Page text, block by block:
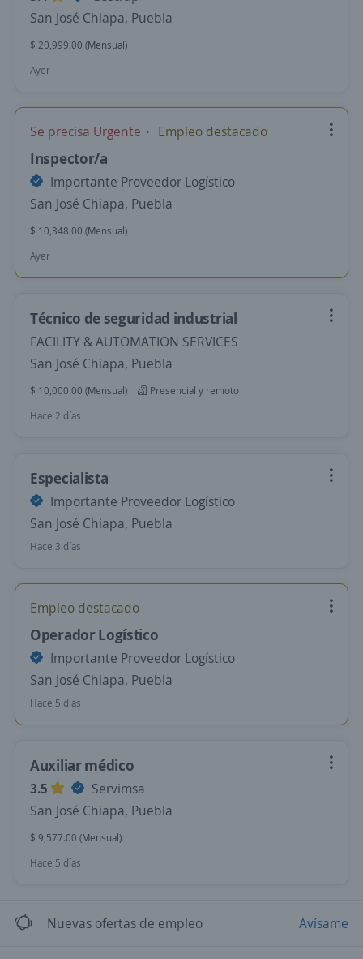
San José Chiapa, Puebla
$ 20,999.00 (Mensual)
Ayer
Se precisa Urgente Empleo destacado
Inspector/a
Importante Proveedor Logístico
San José Chiapa, Puebla
$ 10,348.00 (Mensual)
Ayer
Técnico de seguridad industrial
FACILITY & AUTOMATION SERVICES
San José Chiapa, Puebla
$ 10,000.00 (Mensual)
Presencial y remoto
Hace 2 días
Especialista
Importante Proveedor Logístico
San José Chiapa, Puebla
Hace 3 días
Empleo destacado
Operador Logístico
Importante Proveedor Logístico
San José Chiapa, Puebla
Hace 5 días
Auxiliar médico
3.5
Servimsa
San José Chiapa, Puebla
$ 9,577.00 (Mensual)
Hace 5 días
Nuevas ofertas de empleo Avísame